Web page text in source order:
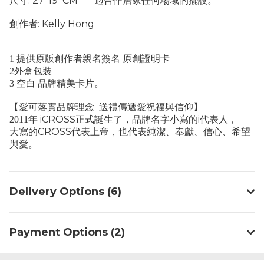
創作者: Kelly Hong
1 提供原版創作者親名簽名 原創證明卡
2外盒包裝
3 空白 品牌精美卡片。
【愛可落實品牌理念 送禮傳遞愛祝福與信仰】
2011年 iCROSS正式誕生了，品牌名字小寫的i代表人，
大寫的CROSS代表上帝，也代表純潔、奉獻、信心、希望
與愛。
Delivery Options (6)
Payment Options (2)